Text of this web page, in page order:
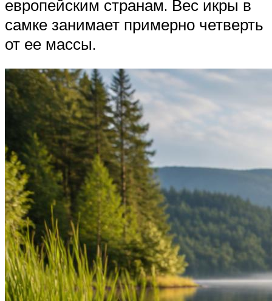
европейским странам. Вес икры в
самке занимает примерно четверть
от ее массы.